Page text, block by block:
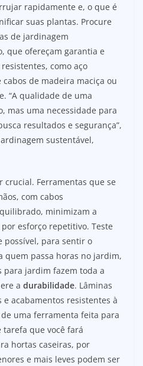
rapidamente e, o que é
suas plantas. Procure
de jardinagem
que ofereçam garantia e
como aço
de madeira maciça ou
“A qualidade de uma
mas uma necessidade para
resultados e segurança”,
sustentável,
crucial. Ferramentas que se
com cabos
minimizam a
esforço repetitivo. Teste
possível, para sentir o
quem passa horas no jardim,
para jardim fazem toda a
a durabilidade. Lâminas
acabamentos resistentes à
uma ferramenta feita para
que você fará
hortas caseiras, por
e mais leves podem ser